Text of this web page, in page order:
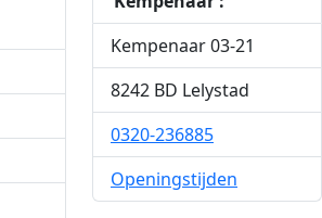
Kempenaar 03-21
8242 BD Lelystad
0320-236885
Openingstijden